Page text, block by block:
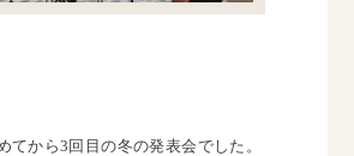
てから3回目の冬の発表会でした。